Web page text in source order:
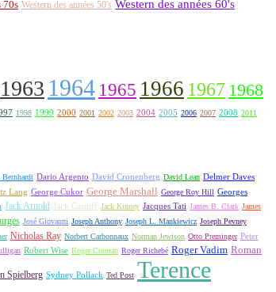
70s Western des années 50's Western des années 60's
1963 1964 1965 1966 1967 1968
1998 1999 2000 2001 2002 2003 2004 2005 2006 2007 2008 2011
Dario Argento David Cronenberg David Lean Delmer Daves
Lang George Cukor George Marshall George Roy Hill Georges
Jack Arnold Jack Cardiff Jack Kinney Jacques Tati James B. Clark James
José Giovanni Joseph Anthony Joseph L. Mankiewicz Joseph Pevney
Nicholas Ray Norbert Carbonnaux Norman Jewison Otto Preminger Peter
Robert Wise Roger Corman Roger Richebé Roger Vadim Roman
Spielberg Sydney Pollack Ted Post Terence